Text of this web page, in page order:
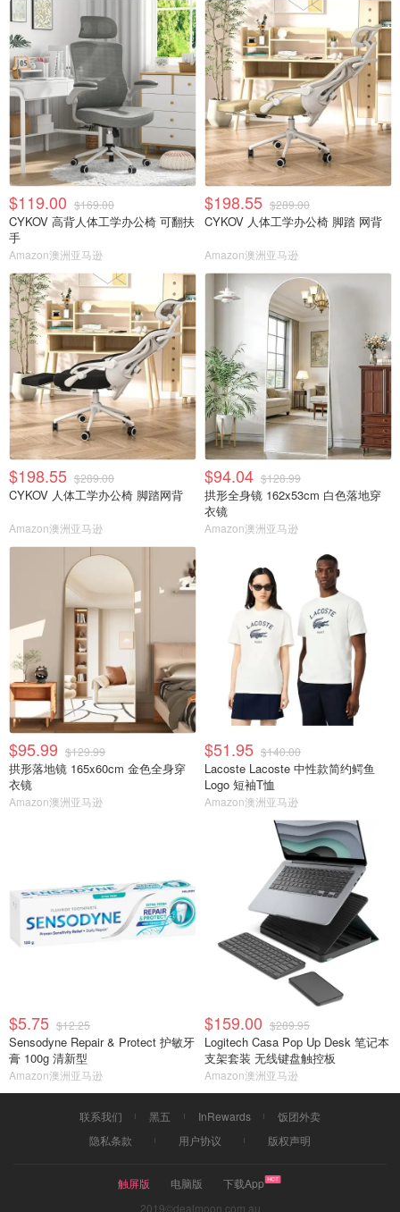
$119.00 $169.00
CYKOV 高背人体工学办公椅 可翻扶
手
Amazon澳洲亚马逊
$198.55 $289.00
CYKOV 人体工学办公椅 脚踏 网背
Amazon澳洲亚马逊
$198.55 $289.00
CYKOV 人体工学办公椅 脚踏网背
Amazon澳洲亚马逊
$94.04 $128.99
拱形全身镜 162x53cm 白色落地穿
衣镜
Amazon澳洲亚马逊
$95.99 $129.99
拱形落地镜 165x60cm 金色全身穿
衣镜
Amazon澳洲亚马逊
$51.95 $140.00
Lacoste Lacoste 中性款简约鳄鱼
Logo 短袖T恤
Amazon澳洲亚马逊
$5.75 $12.25
Sensodyne Repair & Protect 护敏牙
膏 100g 清新型
Amazon澳洲亚马逊
$159.00 $289.95
Logitech Casa Pop Up Desk 笔记本
支架套装 无线键盘触控板
Amazon澳洲亚马逊
联系我们 黑五 InRewards
饭团外卖
隐私条款
用户协议 版权声明
触屏版 电脑版
下载App
2019©dealmoon.com.au